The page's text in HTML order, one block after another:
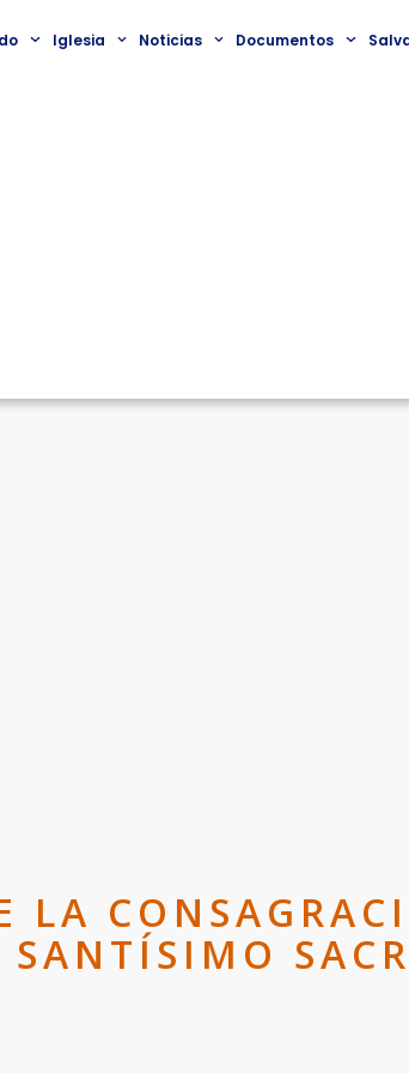
Iglesia Noticias Documentos
LA
SANTÍSIMO